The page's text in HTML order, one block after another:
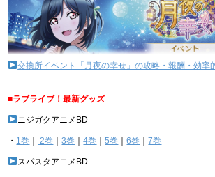
交換所イベント「月夜の幸せ」の攻略・報酬・効率
■ラブライブ！最新グッズ
ニジガクアニメBD
・ 1巻 2巻 ｜3巻 ｜4巻 ｜5巻 ｜6巻 ｜7巻
スパスタアニメBD